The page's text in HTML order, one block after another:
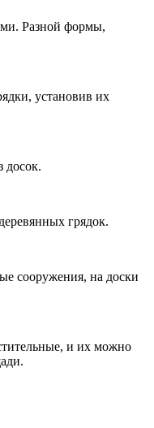
Разной формы,
установив их
досок.
грядок.
сооружения, на доски
и их можно